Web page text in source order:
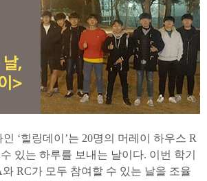
‘힐링데이’는 20명의 머레이 하우스 R
있는 하루를 보내는 날이다. 이번 학기
RC가 모두 참여할 수 있는 날을 조율